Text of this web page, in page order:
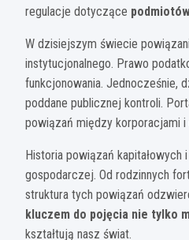
regulacje dotyczące
W dzisiejszym świecie
instytucjonalnego. Prawo
funkcjonowania. Jednocześnie,
poddane publicznej kontroli.
powiązań między korporacjami i
Historia powiązań
gospodarczej. Od rodzinnych
struktura tych powiązań
kluczem do pojęcia nie tylko
kształtują nasz świat.